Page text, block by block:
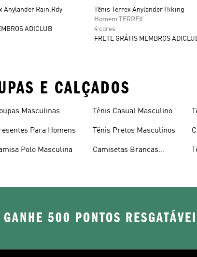
Anylander Rain.Rdy
ADICLUB
Tênis Terrex Anylander Hiking
Homem TERREX
4 cores
FRETE GRÁTIS MEMBROS
E CALÇADOS
Masculinas
Para Homens
Polo Masculina
Tênis Casual Masculino
Tênis Pretos Masculinos
Camisetas Brancas
500 PONTOS